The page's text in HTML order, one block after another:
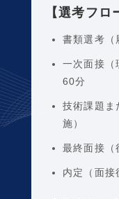
【選考フロ
書類選考（
一次面接（
60分
技術課題ま
施）
最終面接（
内定（面接